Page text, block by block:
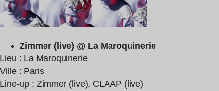
Zimmer (live) @ La Maroquinerie
Lieu : La Maroquinerie
Ville : Paris
Line-up : Zimmer (live), CLAAP (live)